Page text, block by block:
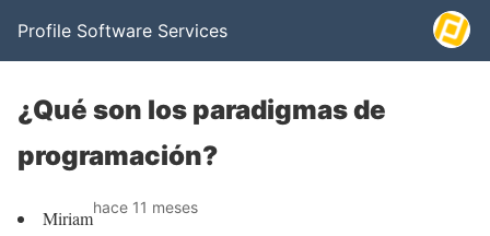
Profile Software Services
¿Qué son los paradigmas de
programación?
Miriamhace 11 meses